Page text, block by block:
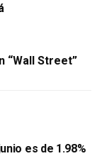
“Wall Street”
es de 1.98%